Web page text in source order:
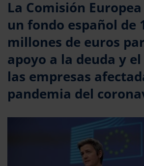
La Comisión
un fondo español de
millones de euros
apoyo a la deuda y
las empresas
pandemia del